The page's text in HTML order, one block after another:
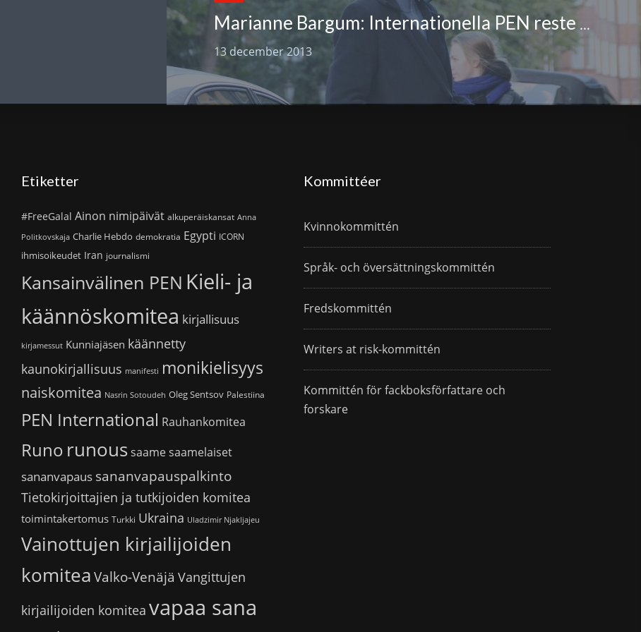
Marianne Bargum: Internationella PEN reste till Moskva 27.11–2.12.2013
13 december 2013
Etiketter
#FreeGalal Ainon nimipäivät alkuperäiskansat Anna
Politkovskaja Charlie Hebdo demokratia Egypti ICORN
ihmisoikeudet Iran journalismi
Kansainvälinen PEN Kieli- ja
käännöskomitea kirjallisuus
kirjamessut Kunniajäsen käännetty
kaunokirjallisuus manifesti monikielisyys
naiskomitea Nasrin Sotoudeh Oleg Sentsov Palestiina
PEN International Rauhankomitea
Runo runoussaamesaamelaiset
sananvapaus sananvapauspalkinto
Tietokirjoittajien ja tutkijoiden komitea
toimintakertomus Turkki Ukraina Uladzimir Njakljajeu
Vainottujen kirjailijoiden
komitea Valko-Venäjä Vangittujen
kirjailijoiden komitea vapaa sana
Kommittéer
Kvinnokommittén
Språk- och översättningskommittén
Fredskommittén
Writers at risk-kommittén
Kommittén för fackboksförfattare och
forskare